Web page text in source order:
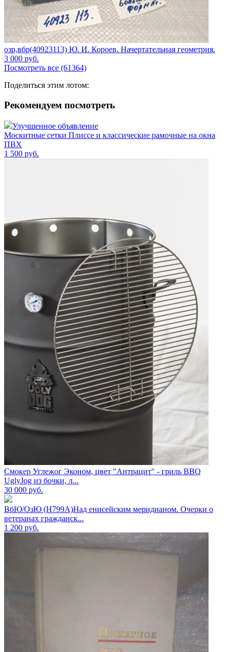
озр,вбр(40923113) Ю. И. Короев. Начертательная геометрия.
3 000 руб.
Посмотреть все (61364)
Поделиться этим лотом:
Рекомендуем посмотреть
Улучшенное объявление
Москитные сетки Плиссе и классические рамочные на окна
ПВХ
1 500 руб.
Смокер Углежог Эконом, цвет "Антрацит" - гриль BBQ
UglyJog из бочки, л...
30 000 руб.
ВбЮ/ОзЮ (Н799А)Над енисейским меридианом. Очерки о
ветеранах гражданск...
1 200 руб.